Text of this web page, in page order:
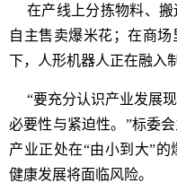
在产线上分拣物料、
自主售卖爆米花；在商
下，人形机器人正在融入
“要充分认识产业发展
必要性与紧迫性。”标委
产业正处在“由小到大”
健康发展将面临风险。